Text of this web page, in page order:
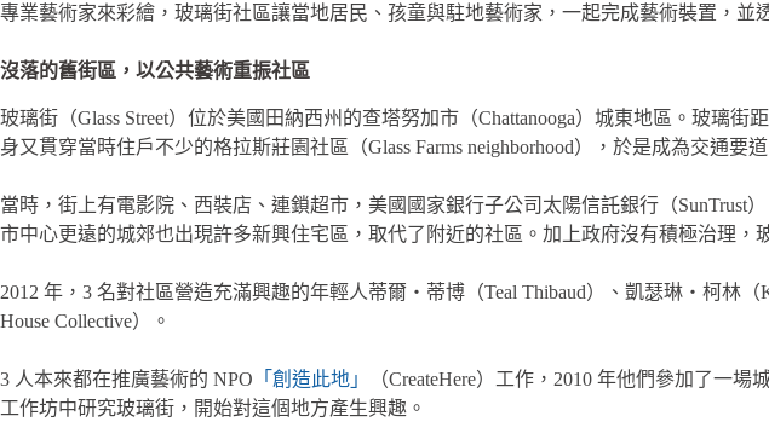
專業藝術家來彩繪，玻璃街社區讓當地居民、孩童與駐地藝術家，一起完成藝術裝置，並
沒落的舊街區，以公共藝術重振社區
玻璃街（Glass Street）位於美國田納西州的查塔努加市（Chattanooga）城東地區。玻璃
身又貫穿當時住戶不少的格拉斯莊園社區（Glass Farms neighborhood），於是成為交通要
當時，街上有電影院、西裝店、連鎖超市，美國國家銀行子公司太陽信託銀行（SunTrust
市中心更遠的城郊也出現許多新興住宅區，取代了附近的社區。加上政府沒有積極治理，
2012 年，3 名對社區營造充滿興趣的年輕人蒂爾・蒂博（Teal Thibaud）、凱瑟琳・柯林
House Collective）。
3 人本來都在推廣藝術的 NPO 「創造此地」
（CreateHere）工作，2010 年他們參加了一
工作坊中研究玻璃街，開始對這個地方產生興趣。